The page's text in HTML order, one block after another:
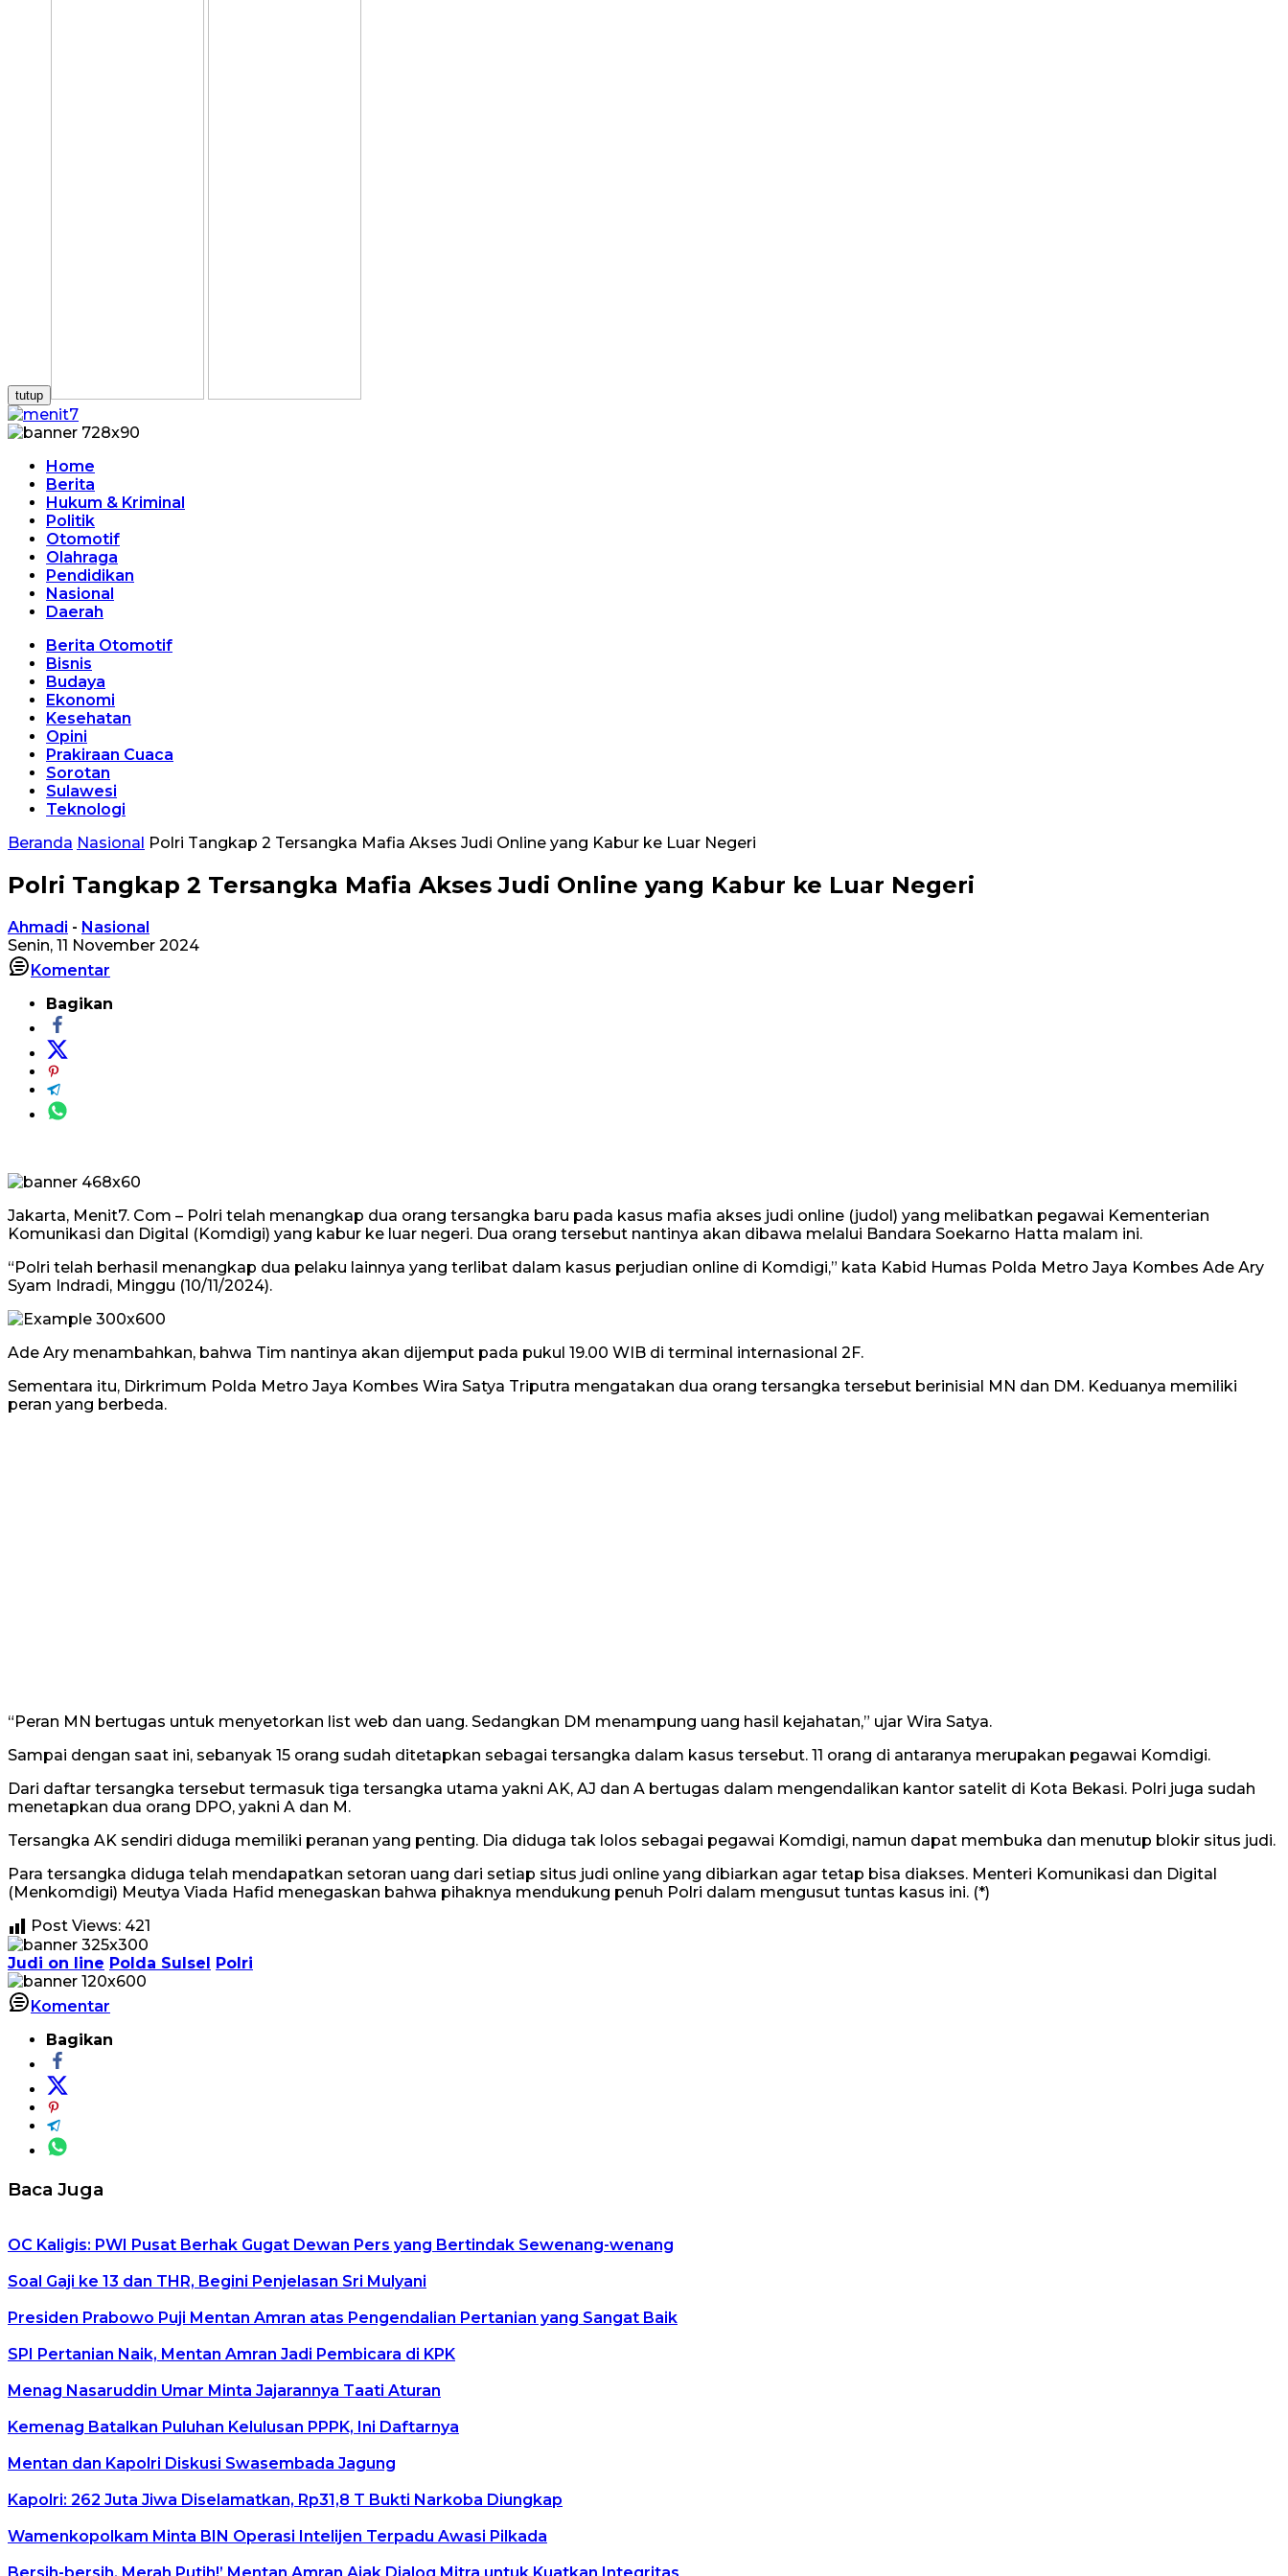
tutup
Home
Berita
Hukum & Kriminal
Politik
Otomotif
Olahraga
Pendidikan
Nasional
Daerah
Berita Otomotif
Bisnis
Budaya
Ekonomi
Kesehatan
Opini
Prakiraan Cuaca
Sorotan
Sulawesi
Teknologi
Beranda Nasional Polri Tangkap 2 Tersangka Mafia Akses Judi Online yang Kabur ke Luar Negeri
Polri Tangkap 2 Tersangka Mafia Akses Judi Online yang Kabur ke Luar Negeri
Ahmadi - Nasional
Senin, 11 November 2024
Komentar
Bagikan
Jakarta, Menit7. Com – Polri telah menangkap dua orang tersangka baru pada kasus mafia akses judi online (judol) yang melibatkan pegawai Kementerian
Komunikasi dan Digital (Komdigi) yang kabur ke luar negeri. Dua orang tersebut nantinya akan dibawa melalui Bandara Soekarno Hatta malam ini.
“Polri telah berhasil menangkap dua pelaku lainnya yang terlibat dalam kasus perjudian online di Komdigi,” kata Kabid Humas Polda Metro Jaya Kombes Ade Ary
Syam Indradi, Minggu (10/11/2024).
Ade Ary menambahkan, bahwa Tim nantinya akan dijemput pada pukul 19.00 WIB di terminal internasional 2F.
Sementara itu, Dirkrimum Polda Metro Jaya Kombes Wira Satya Triputra mengatakan dua orang tersangka tersebut berinisial MN dan DM. Keduanya memiliki
peran yang berbeda.
“Peran MN bertugas untuk menyetorkan list web dan uang. Sedangkan DM menampung uang hasil kejahatan,” ujar Wira Satya.
Sampai dengan saat ini, sebanyak 15 orang sudah ditetapkan sebagai tersangka dalam kasus tersebut. 11 orang di antaranya merupakan pegawai Komdigi.
Dari daftar tersangka tersebut termasuk tiga tersangka utama yakni AK, AJ dan A bertugas dalam mengendalikan kantor satelit di Kota Bekasi. Polri juga sudah
menetapkan dua orang DPO, yakni A dan M.
Tersangka AK sendiri diduga memiliki peranan yang penting. Dia diduga tak lolos sebagai pegawai Komdigi, namun dapat membuka dan menutup blokir situs judi.
Para tersangka diduga telah mendapatkan setoran uang dari setiap situs judi online yang dibiarkan agar tetap bisa diakses. Menteri Komunikasi dan Digital
(Menkomdigi) Meutya Viada Hafid menegaskan bahwa pihaknya mendukung penuh Polri dalam mengusut tuntas kasus ini. (*)
Post Views: 421
Judi on line Polda Sulsel Polri
Komentar
Bagikan
Baca Juga
OC Kaligis: PWI Pusat Berhak Gugat Dewan Pers yang Bertindak Sewenang-wenang
Soal Gaji ke 13 dan THR, Begini Penjelasan Sri Mulyani
Presiden Prabowo Puji Mentan Amran atas Pengendalian Pertanian yang Sangat Baik
SPI Pertanian Naik, Mentan Amran Jadi Pembicara di KPK
Menag Nasaruddin Umar Minta Jajarannya Taati Aturan
Kemenag Batalkan Puluhan Kelulusan PPPK, Ini Daftarnya
Mentan dan Kapolri Diskusi Swasembada Jagung
Kapolri: 262 Juta Jiwa Diselamatkan, Rp31,8 T Bukti Narkoba Diungkap
Wamenkopolkam Minta BIN Operasi Intelijen Terpadu Awasi Pilkada